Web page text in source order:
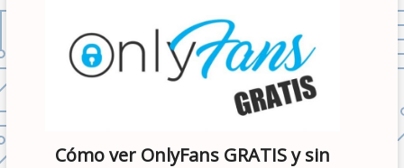
Cómo ver OnlyFans GRATIS y sin